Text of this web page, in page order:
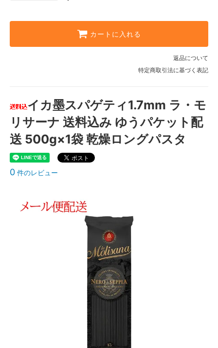
カートに入れる
返品について
特定商取引法に基づく表記
イカ墨スパゲティ1.7mm ラ・モ
リサーナ 送料込み ゆうパケット配
送 500g×1袋 乾燥ロングパスタ
0 件のレビュー